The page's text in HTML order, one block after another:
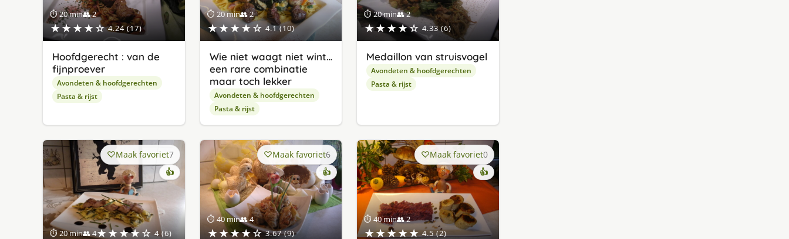
⏱ 20 min👥 2
★★★★☆ 4.24 (17)
Hoofdgerecht : van de
fijnproever
Avondeten & hoofdgerechten
Pasta & rijst
⏱ 20 min👥 2
★★★★☆ 4.1 (10)
Wie niet waagt niet wint…
een rare combinatie
maar toch lekker
Avondeten & hoofdgerechten
Pasta & rijst
⏱ 20 min👥 2
★★★★☆ 4.33 (6)
Medaillon van struisvogel
Avondeten & hoofdgerechten
Pasta & rijst
⏱ 20 min👥 4★★★★☆ 4 (6)
Maak favoriet7
👍
⏱ 40 min👥 4
★★★★☆ 3.67 (9)
Maak favoriet6
👍
⏱ 40 min👥 2
★★★★★ 4.5 (2)
Maak favoriet0
👍